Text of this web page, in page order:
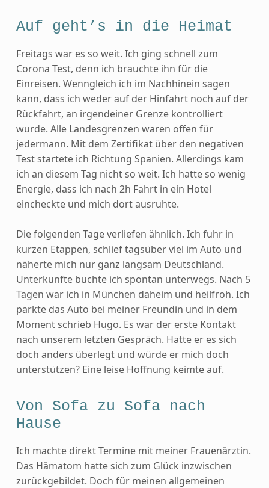
Auf geht’s in die Heimat
Freitags war es so weit. Ich ging schnell zum
Corona Test, denn ich brauchte ihn für die
Einreisen. Wenngleich ich im Nachhinein sagen
kann, dass ich weder auf der Hinfahrt noch auf der
Rückfahrt, an irgendeiner Grenze kontrolliert
wurde. Alle Landesgrenzen waren offen für
jedermann. Mit dem Zertifikat über den negativen
Test startete ich Richtung Spanien. Allerdings kam
ich an diesem Tag nicht so weit. Ich hatte so wenig
Energie, dass ich nach 2h Fahrt in ein Hotel
eincheckte und mich dort ausruhte.
Die folgenden Tage verliefen ähnlich. Ich fuhr in
kurzen Etappen, schlief tagsüber viel im Auto und
näherte mich nur ganz langsam Deutschland.
Unterkünfte buchte ich spontan unterwegs. Nach 5
Tagen war ich in München daheim und heilfroh. Ich
parkte das Auto bei meiner Freundin und in dem
Moment schrieb Hugo. Es war der erste Kontakt
nach unserem letzten Gespräch. Hatte er es sich
doch anders überlegt und würde er mich doch
unterstützen? Eine leise Hoffnung keimte auf.
Von Sofa zu Sofa nach
Hause
Ich machte direkt Termine mit meiner Frauenärztin.
Das Hämatom hatte sich zum Glück inzwischen
zurückgebildet. Doch für meinen allgemeinen